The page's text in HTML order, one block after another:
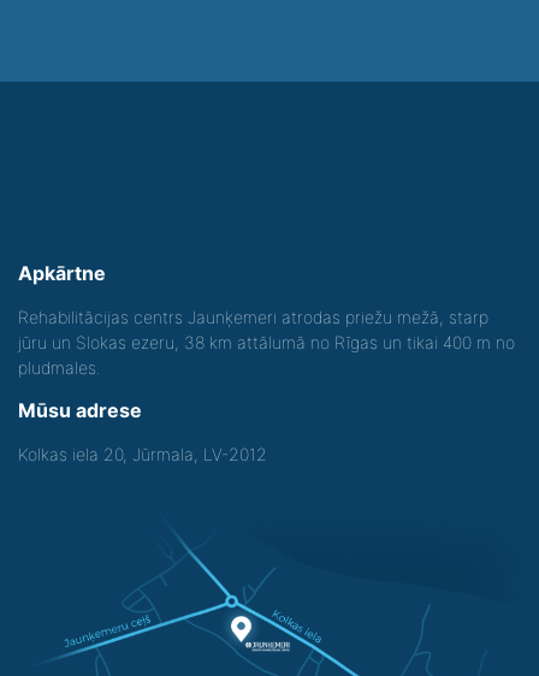
Apkārtne
Rehabilitācijas centrs Jaunķemeri atrodas priežu mežā, starp
jūru un Slokas ezeru, 38 km attālumā no Rīgas un tikai 400 m no
pludmales.
Mūsu adrese
Kolkas iela 20, Jūrmala, LV-2012